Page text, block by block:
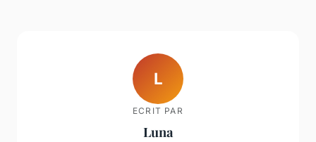
L
ECRIT PAR
Luna